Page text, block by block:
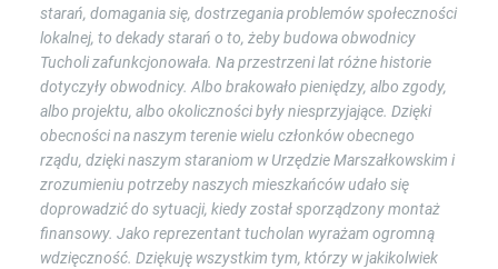
starań, domagania się, dostrzegania problemów społeczności
lokalnej, to dekady starań o to, żeby budowa obwodnicy
Tucholi zafunkcjonowała. Na przestrzeni lat różne historie
dotyczyły obwodnicy. Albo brakowało pieniędzy, albo zgody,
albo projektu, albo okoliczności były niesprzyjające. Dzięki
obecności na naszym terenie wielu członków obecnego
rządu, dzięki naszym staraniom w Urzędzie Marszałkowskim i
zrozumieniu potrzeby naszych mieszkańców udało się
doprowadzić do sytuacji, kiedy został sporządzony montaż
finansowy. Jako reprezentant tucholan wyrażam ogromną
wdzięczność. Dziękuję wszystkim tym, którzy w jakikolwiek